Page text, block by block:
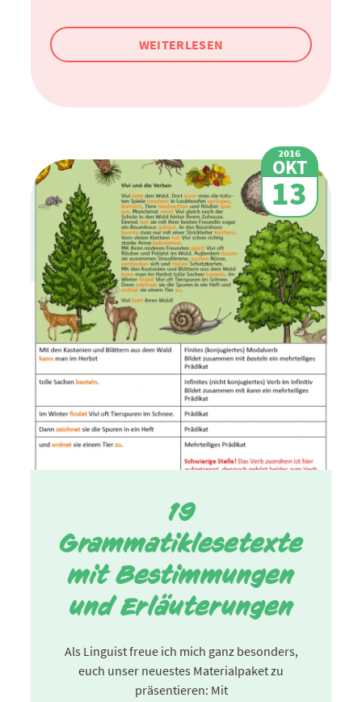
WEITERLESEN
2016
OKT
13
19
Grammatiklesetexte
mit Bestimmungen
und Erläuterungen
Als Linguist freue ich mich ganz besonders,
euch unser neuestes Materialpaket zu
präsentieren: Mit